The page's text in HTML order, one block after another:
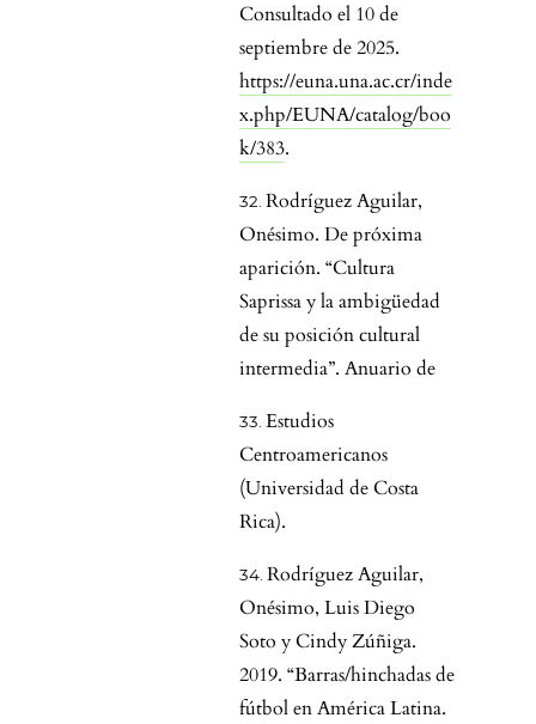
Consultado el 10 de
septiembre de 2025.
https://euna.una.ac.cr/inde
x.php/EUNA/catalog/boo
k/383.
Rodríguez Aguilar,
Onésimo. De próxima
aparición. “Cultura
Saprissa y la ambigüedad
de su posición cultural
intermedia”. Anuario de
Estudios
Centroamericanos
(Universidad de Costa
Rica).
Rodríguez Aguilar,
Onésimo, Luis Diego
Soto y Cindy Zúñiga.
2019. “Barras/hinchadas de
fútbol en América Latina.